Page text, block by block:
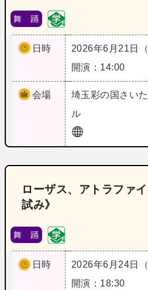
舞 踊
日時
2026年6月21日（
開演：14:00
会場 埼玉彩の国さい
ル
ローザス、アトラファ
試み》
舞 踊
日時
2026年6月24日（
開演：18:30